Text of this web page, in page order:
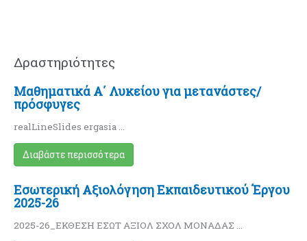
Δραστηριότητες
Μαθηματικά Α΄ Λυκείου για μετανάστες/
πρόσφυγες
realLineSlides ergasia …
Διαβάστε περισσότερα
Εσωτερική Αξιολόγηση Εκπαιδευτικού Έργου
2025-26
2025-26_ΕΚΘΕΣΗ ΕΣΩΤ ΑΞΙΟΛ ΣΧΟΛ ΜΟΝΑΔΑΣ …